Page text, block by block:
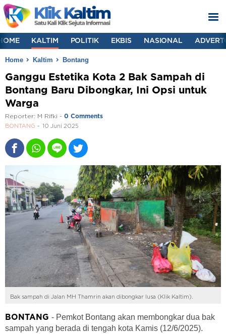
KALTIM POLITIK EKBIS NASIONAL
Home Kaltim Bontang
Ganggu Estetika Kota 2 Bak Sampah di
Bontang Baru Dibongkar, Ini Opsi untuk
Warga
Reporter: M Rifki - 0 Comments
BONTANG 10 Juni 2025
Bak sampah di Jalan MH Thamrin akan dibongkar lusa (Klik Kaltim).
BONTANG - Pemkot Bontang akan membongkar dua bak
sampah yang berada di tengah kota Kamis (12/6/2025).